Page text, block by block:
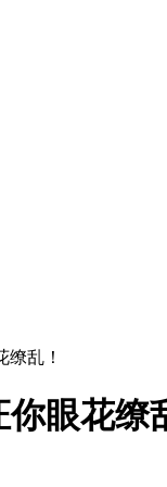
乱！
你眼花缭